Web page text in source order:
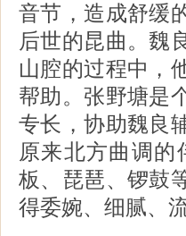
音节，造成舒缓
后世的昆曲。魏
山腔的过程中，
帮助。张野塘是
专长，协助魏良
原来北方曲调
板、琵琶、锣鼓
得委婉、细腻、